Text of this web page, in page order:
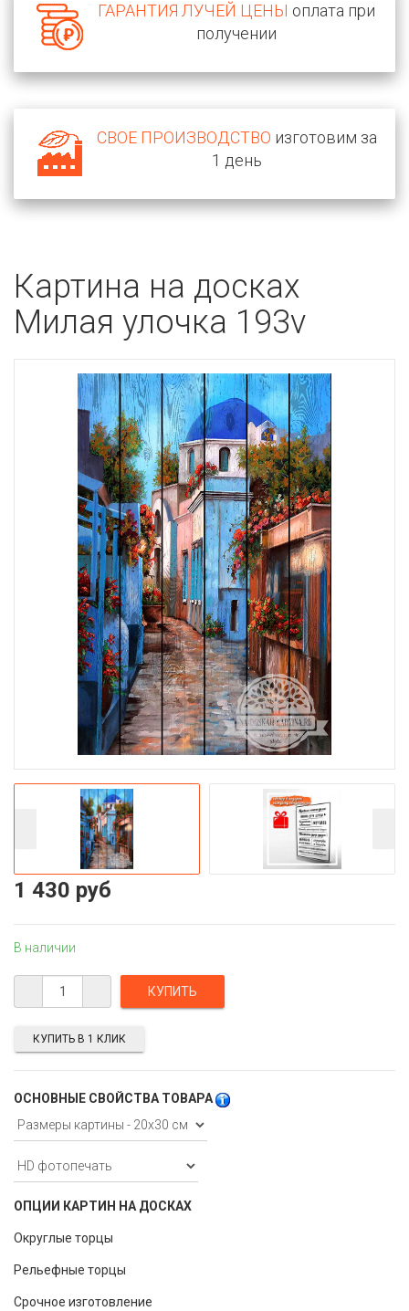
ГАРАНТИЯ ЛУЧЕЙ ЦЕНЫ оплата при
получении
СВОЕ ПРОИЗВОДСТВО изготовим за
1 день
Картина на досках
Милая улочка 193v
1 430 руб
В наличии
ОСНОВНЫЕ СВОЙСТВА ТОВАРА
ОПЦИИ КАРТИН НА ДОСКАХ
Округлые торцы
Рельефные торцы
Срочное изготовление
КУПИТЬ В 1 КЛИК